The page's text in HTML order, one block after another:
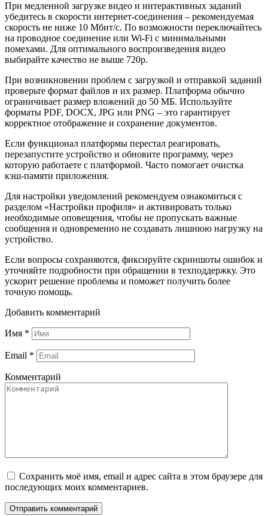
При медленной загрузке видео и интерактивных заданий
убедитесь в скорости интернет-соединения – рекомендуемая
скорость не ниже 10 Мбит/с. По возможности переключайтесь
на проводное соединение или Wi-Fi с минимальными
помехами. Для оптимального воспроизведения видео
выбирайте качество не выше 720p.
При возникновении проблем с загрузкой и отправкой заданий
проверьте формат файлов и их размер. Платформа обычно
ограничивает размер вложений до 50 МБ. Используйте
форматы PDF, DOCX, JPG или PNG – это гарантирует
корректное отображение и сохранение документов.
Если функционал платформы перестал реагировать,
перезапустите устройство и обновите программу, через
которую работаете с платформой. Часто помогает очистка
кэш-памяти приложения.
Для настройки уведомлений рекомендуем ознакомиться с
разделом «Настройки профиля» и активировать только
необходимые оповещения, чтобы не пропускать важные
сообщения и одновременно не создавать лишнюю нагрузку на
устройство.
Если вопросы сохраняются, фиксируйте скриншоты ошибок и
уточняйте подробности при обращении в техподдержку. Это
ускорит решение проблемы и поможет получить более
точную помощь.
Добавить комментарий
Имя *
Email *
Комментарий
Сохранить моё имя, email и адрес сайта в этом браузере для
последующих моих комментариев.